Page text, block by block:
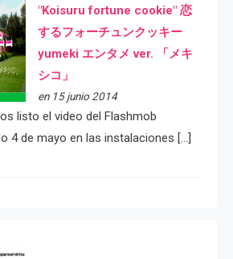
"Koisuru fortune cookie" 恋
するフォーチュンクッキー
yumeki エンタメ ver. 「メキ
シコ」
en 15 junio 2014
listo el video del Flashmob
4 de mayo en las instalaciones […]